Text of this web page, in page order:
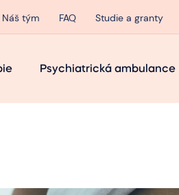
Náš tým FAQ Studie a granty
Psychiatrická ambulance